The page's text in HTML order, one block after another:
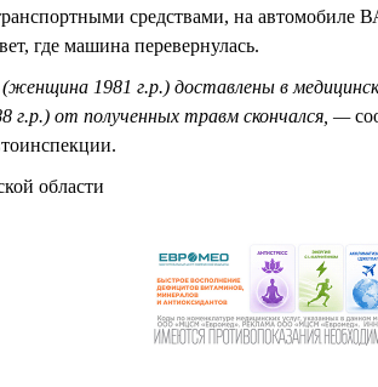
средствами, на автомобиле
где машина перевернулась.
1981 г.р.) доставлены в
от полученных травм скончался, —
области